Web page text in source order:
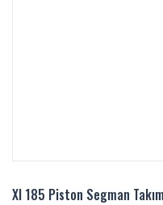
Xl 185 Piston Segman